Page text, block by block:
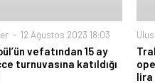
12 Ağustos 2023 18:03
vefatından 15 ay
turnuvasına katıldığı
lira